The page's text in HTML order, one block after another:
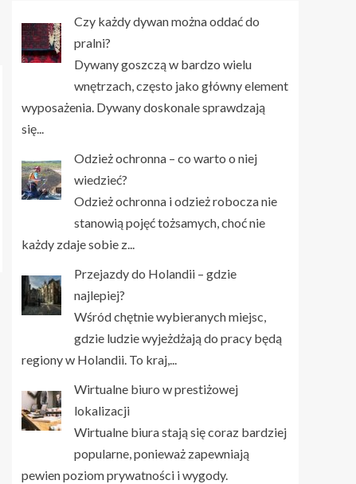
Czy każdy dywan można oddać do
pralni?
Dywany goszczą w bardzo wielu
wnętrzach, często jako główny element
wyposażenia. Dywany doskonale sprawdzają
się...
Odzież ochronna – co warto o niej
wiedzieć?
Odzież ochronna i odzież robocza nie
stanowią pojęć tożsamych, choć nie
każdy zdaje sobie z...
Przejazdy do Holandii – gdzie
najlepiej?
Wśród chętnie wybieranych miejsc,
gdzie ludzie wyjeżdżają do pracy będą
regiony w Holandii. To kraj,...
Wirtualne biuro w prestiżowej
lokalizacji
Wirtualne biura stają się coraz bardziej
popularne, ponieważ zapewniają
pewien poziom prywatności i wygody.